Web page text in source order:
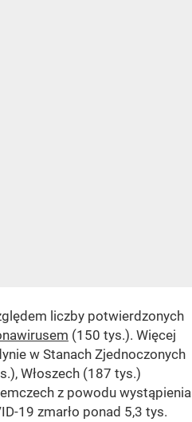
liczby potwierdzonych
(150 tys.). Więcej
w Stanach Zjednoczonych
Włoszech (187 tys.)
z powodu wystąpienia
19 zmarło ponad 5,3 tys.